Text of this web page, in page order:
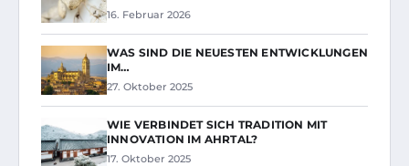
16. Februar 2026
WAS SIND DIE NEUESTEN ENTWICKLUNGEN
IM…
27. Oktober 2025
WIE VERBINDET SICH TRADITION MIT
INNOVATION IM AHRTAL?
17. Oktober 2025